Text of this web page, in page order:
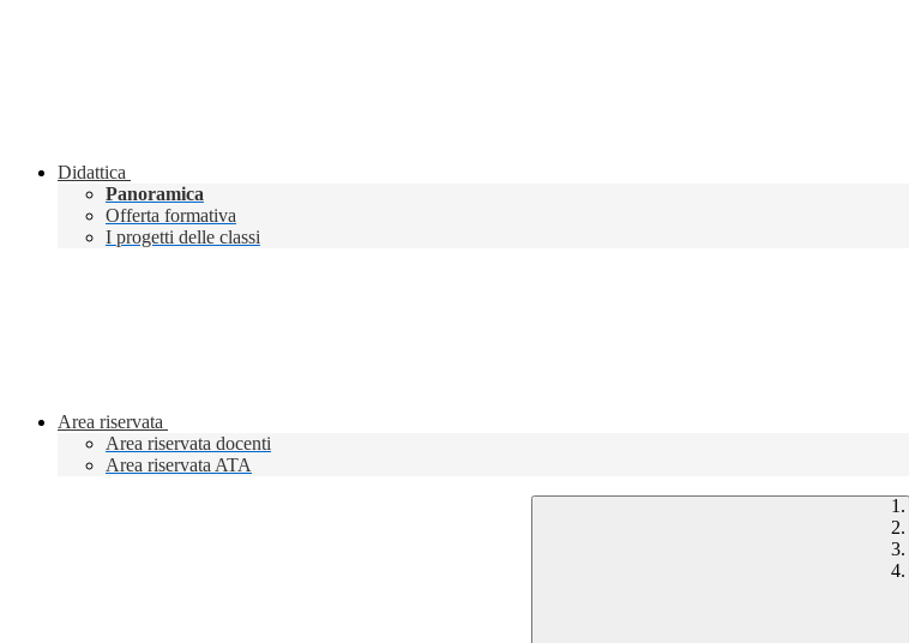
Didattica
Panoramica
Offerta formativa
I progetti delle classi
Area riservata
Area riservata docenti
Area riservata ATA